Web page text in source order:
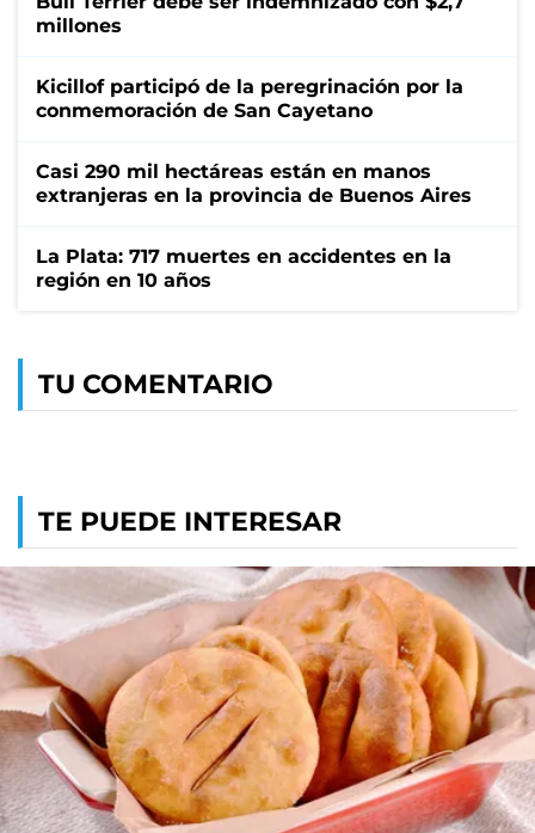
millones
Kicillof participó de la peregrinación por la
conmemoración de San Cayetano
Casi 290 mil hectáreas están en manos
extranjeras en la provincia de Buenos Aires
La Plata: 717 muertes en accidentes en la
región en 10 años
TU COMENTARIO
TE PUEDE INTERESAR